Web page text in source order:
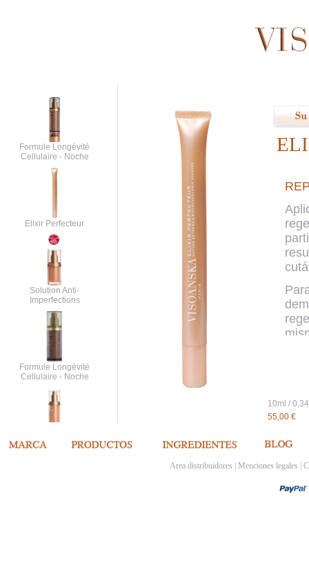
Formule Longévité
Cellulaire - Noche
Elixir Perfecteur
Solution Anti-
Imperfections
Formule Longévité
Cellulaire - Noche
Soin Inouï Cou et
55,00 €
Area distribuidores Menciones legales